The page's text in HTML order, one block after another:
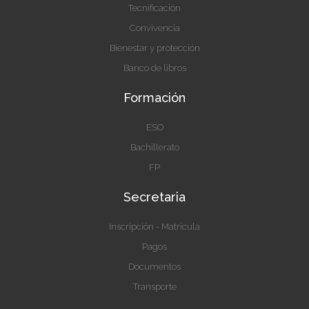
Tecnificación
Convivencia
Bienestar y protección
Banco de libros
Formación
ESO
Bachillerato
FP
Secretaria
Inscripción - Matricula
Pagos
Documentos
Transporte